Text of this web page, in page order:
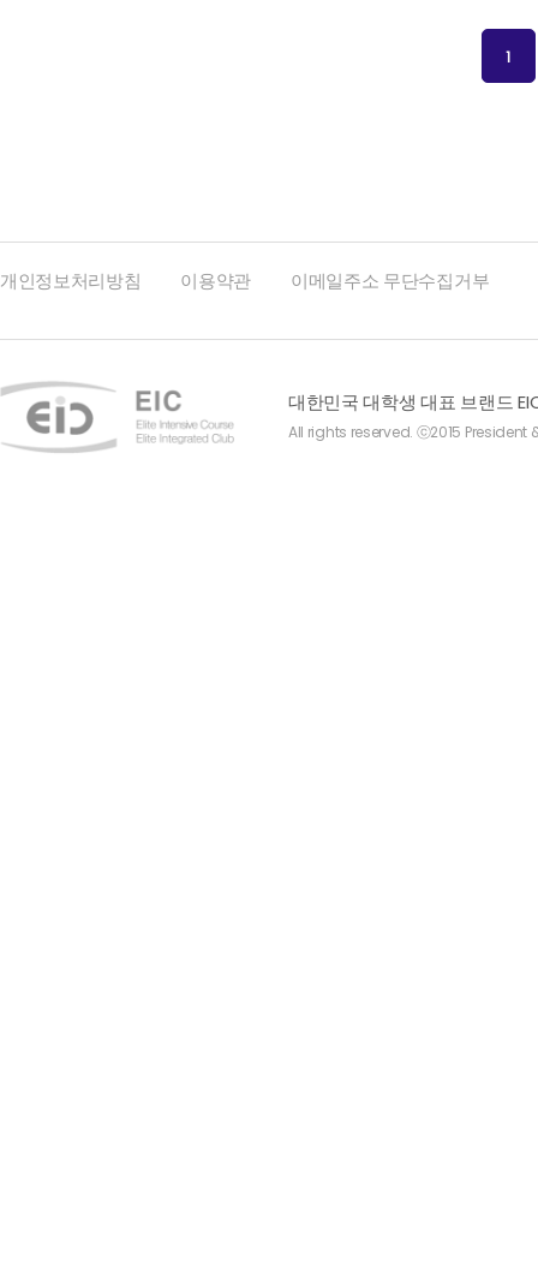
1
개인정보처리방침 이용약관 이메일주소 무단수집거부
대한민국 대학생 대표 브랜드
All rights reserved. ⓒ2015